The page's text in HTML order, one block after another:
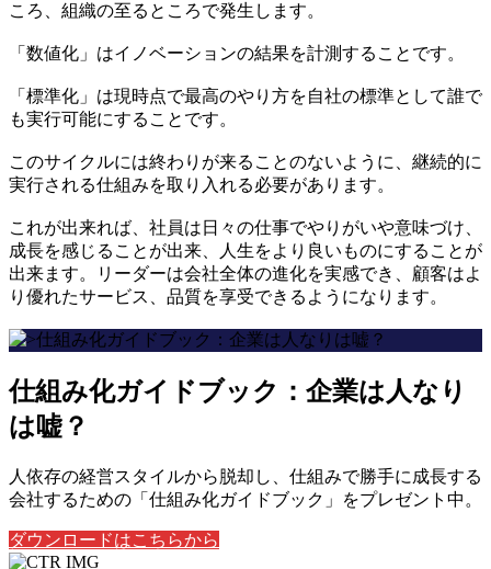
ころ、組織の至るところで発生します。
「数値化」はイノベーションの結果を計測することです。
「標準化」は現時点で最高のやり方を自社の標準として誰で
も実行可能にすることです。
このサイクルには終わりが来ることのないように、継続的に
実行される仕組みを取り入れる必要があります。
これが出来れば、社員は日々の仕事でやりがいや意味づけ、
成長を感じることが出来、人生をより良いものにすることが
出来ます。リーダーは会社全体の進化を実感でき、顧客はよ
り優れたサービス、品質を享受できるようになります。
仕組み化ガイドブック：企業は人なり
は嘘？
人依存の経営スタイルから脱却し、仕組みで勝手に成長する
会社するための「仕組み化ガイドブック」をプレゼント中。
ダウンロードはこちらから